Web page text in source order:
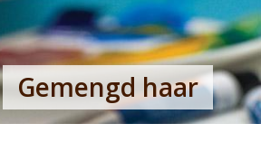
Gemengd haar